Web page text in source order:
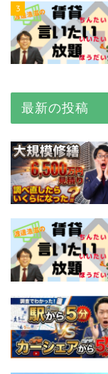
3
最新の投稿